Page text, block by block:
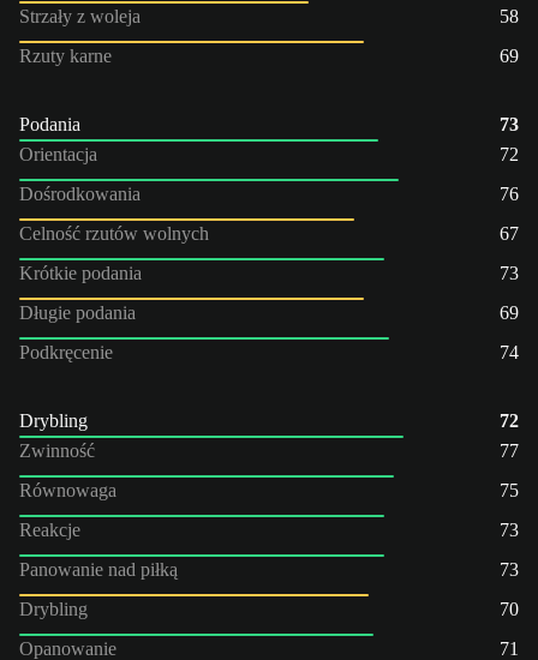
Strzały z woleja
58
Rzuty karne
69
Podania
73
Orientacja
72
Dośrodkowania
76
Celność rzutów wolnych
67
Krótkie podania
73
Długie podania
69
Podkręcenie
74
Drybling
72
Zwinność
77
Równowaga
75
Reakcje
73
Panowanie nad piłką
73
Drybling
70
Opanowanie
71